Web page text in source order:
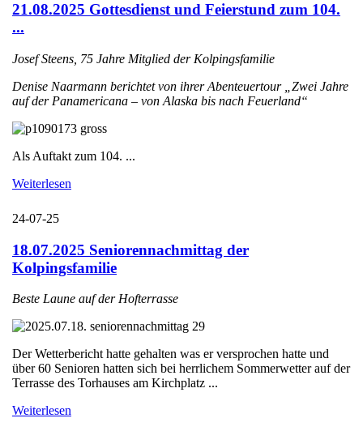
21.08.2025 Gottesdienst und Feierstund zum 104.
...
Josef Steens, 75 Jahre Mitglied der Kolpingsfamilie
Denise Naarmann berichtet von ihrer Abenteuertour „Zwei Jahre
auf der Panamericana – von Alaska bis nach Feuerland“
Als Auftakt zum 104. ...
Weiterlesen
24-07-25
18.07.2025 Seniorennachmittag der
Kolpingsfamilie
Beste Laune auf der Hofterrasse
Der Wetterbericht hatte gehalten was er versprochen hatte und
über 60 Senioren hatten sich bei herrlichem Sommerwetter auf der
Terrasse des Torhauses am Kirchplatz ...
Weiterlesen